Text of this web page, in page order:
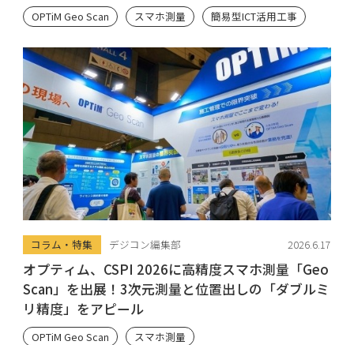
OPTiM Geo Scan スマホ測量 簡易型ICT活用工事
コラム・特集 デジコン編集部 2026.6.17
オプティム、CSPI 2026に高精度スマホ測量「Geo
Scan」を出展！3次元測量と位置出しの「ダブルミ
リ精度」をアピール
OPTiM Geo Scan スマホ測量